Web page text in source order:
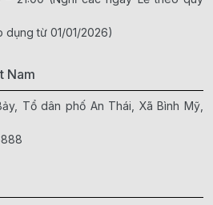
dụng từ 01/01/2026)
Nam
Tổ dân phố An Thái, Xã Bình Mỹ,